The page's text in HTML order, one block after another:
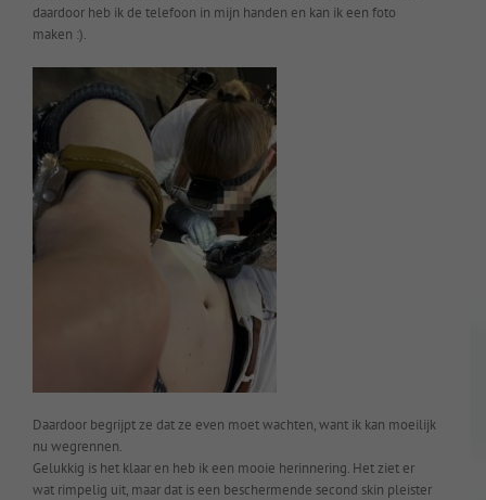
daardoor heb ik de telefoon in mijn handen en kan ik een foto
maken :).
Daardoor begrijpt ze dat ze even moet wachten, want ik kan moeilijk
nu wegrennen.
Gelukkig is het klaar en heb ik een mooie herinnering. Het ziet er
wat rimpelig uit, maar dat is een beschermende second skin pleister